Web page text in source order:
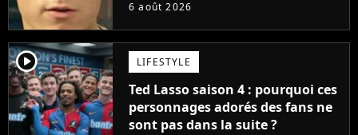
6 août 2026
player2 LIFESTYLE
Ted Lasso saison 4 : pourquoi ces
personnages adorés des fans ne
sont pas dans la suite ?